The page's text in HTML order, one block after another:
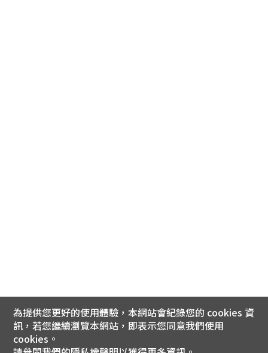
為提供您更好的使用體驗，本網站會紀錄您的 cookies 資
訊，若您繼續瀏覽本網站，即表示您同意我們使用
cookies。